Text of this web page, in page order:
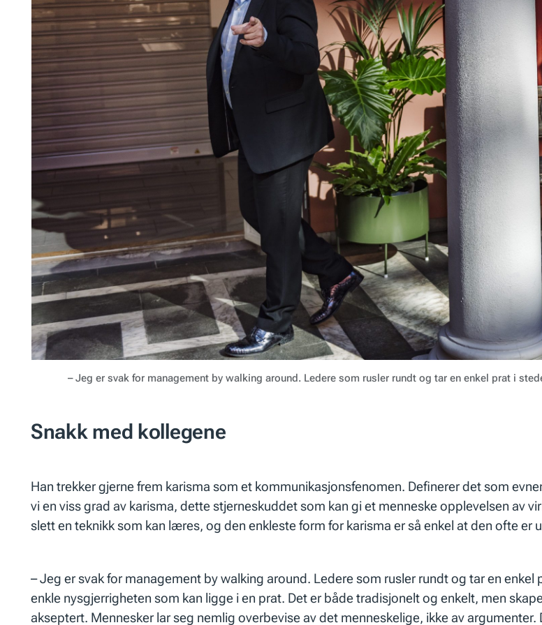
– Jeg er svak for management by walking around. Ledere som rusler rundt og tar en enkel prat i
Snakk med kollegene
Han trekker gjerne frem karisma som et kommunikasjonsfenomen. Definerer det som
vi en viss grad av karisma, dette stjerneskuddet som kan gi et menneske opplevelsen av
slett en teknikk som kan læres, og den enkleste form for karisma er så enkel at den ofte er
– Jeg er svak for management by walking around. Ledere som rusler rundt og tar en
enkle nysgjerrigheten som kan ligge i en prat. Det er både tradisjonelt og enkelt, men
akseptert. Mennesker lar seg nemlig overbevise av det menneskelige, ikke av